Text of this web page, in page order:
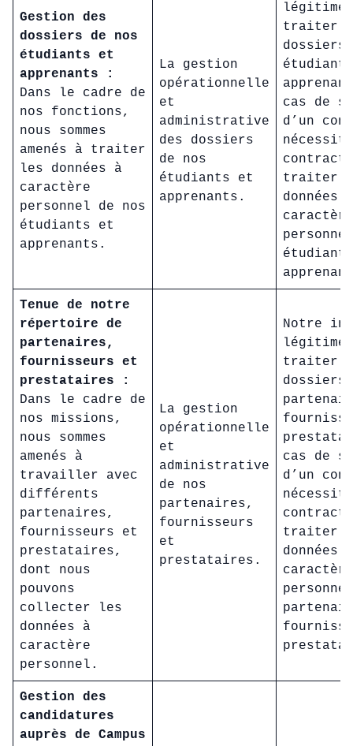
Gestion des
dossiers de nos
étudiants et
apprenants :
Dans le cadre de
nos fonctions,
nous sommes
amenés à traiter
les données à
caractère
personnel de nos
étudiants et
apprenants.
La gestion
opérationnelle
et
administrative
des dossiers
de nos
étudiants et
apprenants.
légitime
traiter
dossiers
cas de
d’un
nécessité
traiter
données à
caractère
Tenue de notre
répertoire de
partenaires,
fournisseurs et
prestataires :
Dans le cadre de
nos missions,
nous sommes
amenés à
travailler avec
différents
partenaires,
fournisseurs et
prestataires,
dont nous
pouvons
collecter les
données à
caractère
personnel.
La gestion
opérationnelle
et
administrative
de nos
partenaires,
fournisseurs
et
prestataires.
Notre
légitime
traiter
dossiers
cas de
d’un
nécessité
traiter
données à
caractère
Gestion des
candidatures
auprès de Campus